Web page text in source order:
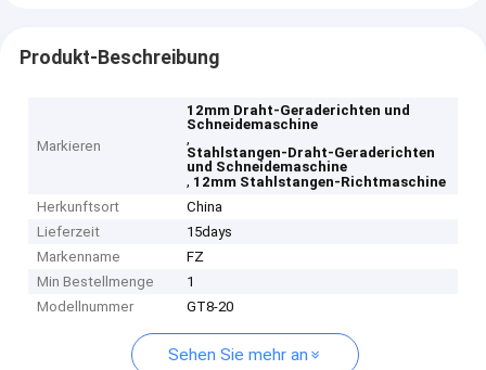
Produkt-Beschreibung
Markieren
12mm Draht-Geraderichten und
Schneidemaschine
,
Stahlstangen-Draht-Geraderichten
und Schneidemaschine
, 12mm Stahlstangen-Richtmaschine
Herkunftsort
China
Lieferzeit
15days
Markenname
FZ
Min Bestellmenge
1
Modellnummer
GT8-20
Sehen Sie mehr an